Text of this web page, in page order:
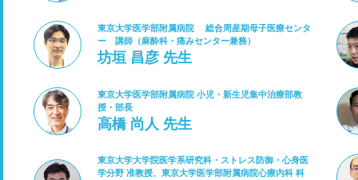
東京大学医学部附属病院 総合周産期母子医療センタ
ー 講師（麻酔科・痛みセンター兼務）
坊垣 昌彦 先生
東京大学医学部附属病院 小児・新生児集中治療部教
授・部長
高橋 尚人 先生
東京大学大学院医学系研究科・ストレス防御・心身医
学分野 准教授、東京大学医学部附属病院心療内科 科